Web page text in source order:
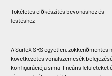
Tökéletes előkészítés bevonáshoz és
festéshez
A SurfeX SRS egyetlen,
következetes vonalszemcsék
konfigurációja sima, lineáris